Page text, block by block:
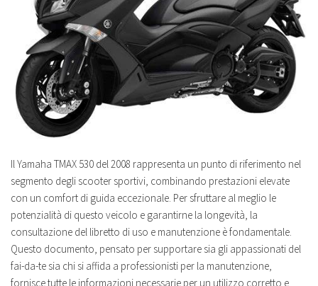
Il Yamaha TMAX 530 del 2008 rappresenta un punto di riferimento nel
segmento degli scooter sportivi, combinando prestazioni elevate
con un comfort di guida eccezionale. Per sfruttare al meglio le
potenzialità di questo veicolo e garantirne la longevità, la
consultazione del libretto di uso e manutenzione è fondamentale.
Questo documento, pensato per supportare sia gli appassionati del
fai-da-te sia chi si affida a professionisti per la manutenzione,
fornisce tutte le informazioni necessarie per un utilizzo corretto e